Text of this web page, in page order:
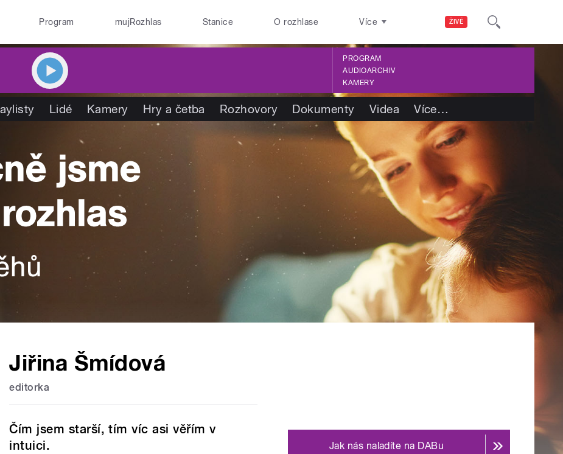
ŽIVĚ
Program mujRozhlas Stanice O rozhlase Více
PROGRAM
AUDIOARCHIV
KAMERY
Lidé Kamery Hry a četba Rozhovory Dokumenty Videa Více…
Jiřina Šmídová
editorka
Čím jsem starší, tím víc asi věřím v
intuici.
Jak nás naladíte na DABu